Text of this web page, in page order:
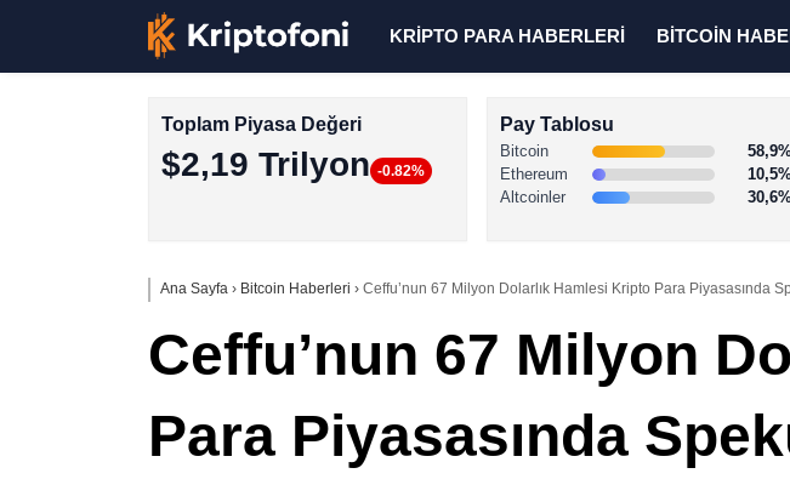
KRİPTO PARA HABERLERİ BİTCOİN
Toplam Piyasa Değeri
$2,19 Trilyon -0.82%
Pay Tablosu
Bitcoin
Ethereum
Altcoinler
Ana Sayfa › Bitcoin Haberleri › Ceffu’nun 67 Milyon Dolarlık Hamlesi Kripto Para Piyasasında
Ceffu’nun 67 Milyon
Para Piyasasında